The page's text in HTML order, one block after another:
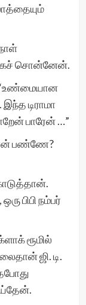
சொன்னேன்.
“உண்மையான
டிராமா
பாரேன் …”
பண்ணே?
பிபி நம்பர்
ரூமில்
ஜி. டி.